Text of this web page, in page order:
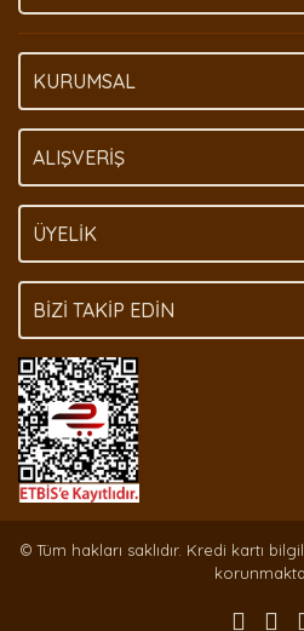
KURUMSAL
ALIŞVERİŞ
ÜYELİK
BİZİ TAKİP EDİN
© Tüm hakları saklıdır. Kredi kartı